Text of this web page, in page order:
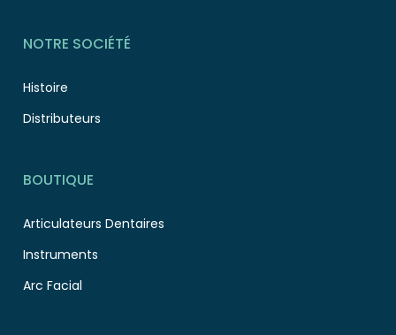
NOTRE SOCIÉTÉ
Histoire
Distributeurs
BOUTIQUE
Articulateurs Dentaires
Instruments
Arc Facial